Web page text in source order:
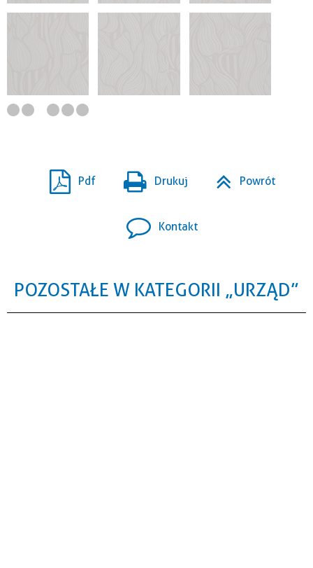
Pdf Drukuj Powrót
Kontakt
POZOSTAŁE W KATEGORII „URZĄD”